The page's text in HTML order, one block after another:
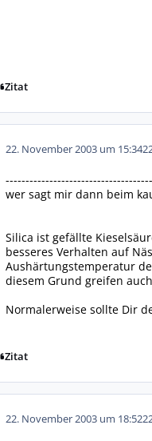
Zitat
22. November 2003 um 15:34
wer sagt mir dann beim
Silica ist gefällte
besseres Verhalten auf
Aushärtungstemperatur
diesem Grund greifen
Normalerweise sollte Dir
Zitat
22. November 2003 um 18:52